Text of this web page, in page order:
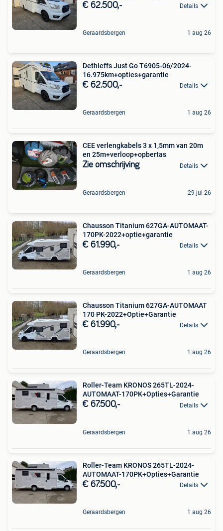
€ 62.500,- Details
Geraardsbergen 1 aug 26
Dethleffs Just Go T6905-06/2024-
16.975km+opties+garantie
€ 62.500,- Details
Geraardsbergen 1 aug 26
CEE verlengkabels 3 x 1,5mm van 20m
en 25m+verloop+opbertas
Zie omschrijving Details
Geraardsbergen 29 jul 26
Chausson Titanium 627GA-AUTOMAAT-
170PK-2022+optie+garantie
€ 61.990,- Details
Geraardsbergen 1 aug 26
Chausson Titanium 627GA-AUTOMAAT
170 PK-2022+Optie+Garantie
€ 61.990,- Details
Geraardsbergen 1 aug 26
Roller-Team KRONOS 265TL-2024-
AUTOMAAT-170PK+Opties+Garantie
€ 67.500,- Details
Geraardsbergen 1 aug 26
Roller-Team KRONOS 265TL-2024-
AUTOMAAT-170PK+Opties+Garantie
€ 67.500,- Details
Geraardsbergen 1 aug 26